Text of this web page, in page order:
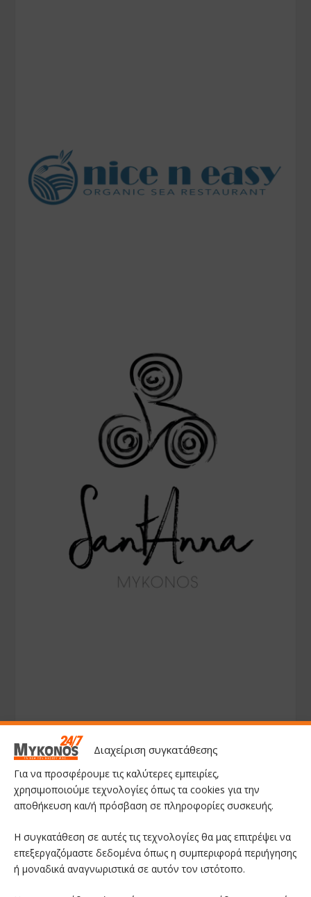
Διαχείριση συγκατάθεσης
Για να προσφέρουμε τις καλύτερες εμπειρίες,
χρησιμοποιούμε τεχνολογίες όπως τα cookies για την
αποθήκευση και/ή πρόσβαση σε πληροφορίες συσκευής.
Η συγκατάθεση σε αυτές τις τεχνολογίες θα μας επιτρέψει να
επεξεργαζόμαστε δεδομένα όπως η συμπεριφορά περιήγησης
ή μοναδικά αναγνωριστικά σε αυτόν τον ιστότοπο.